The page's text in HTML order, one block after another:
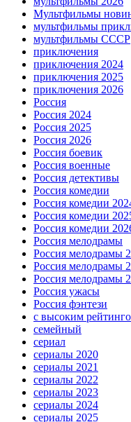
Мультфильмы
мультфильмы
мультфильмы СССР
приключения
приключения 2024
приключения 2025
приключения 2026
Россия
Россия 2024
Россия 2025
Россия 2026
Россия боевик
Россия военные
Россия детективы
Россия комедии
Россия комедии
Россия комедии
Россия комедии
Россия мелодрамы
Россия мелодрамы
Россия мелодрамы
Россия мелодрамы
Россия ужасы
Россия фэнтези
с высоким
семейный
сериал
сериалы 2020
сериалы 2021
сериалы 2022
сериалы 2023
сериалы 2024
сериалы 2025